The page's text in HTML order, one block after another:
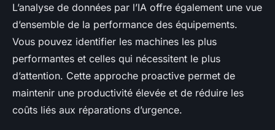
L’analyse de données par l’IA offre également une vue
d’ensemble de la performance des équipements.
Vous pouvez identifier les machines les plus
performantes et celles qui nécessitent le plus
d’attention. Cette approche proactive permet de
maintenir une productivité élevée et de réduire les
coûts liés aux réparations d’urgence.